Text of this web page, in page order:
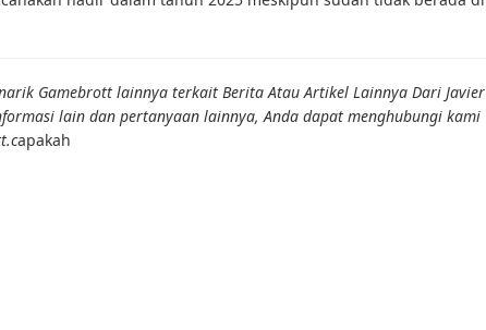
Gamebrott lainnya terkait Berita Atau Artikel Lainnya Dari Javier
lain dan pertanyaan lainnya, Anda dapat menghubungi kami
apakah